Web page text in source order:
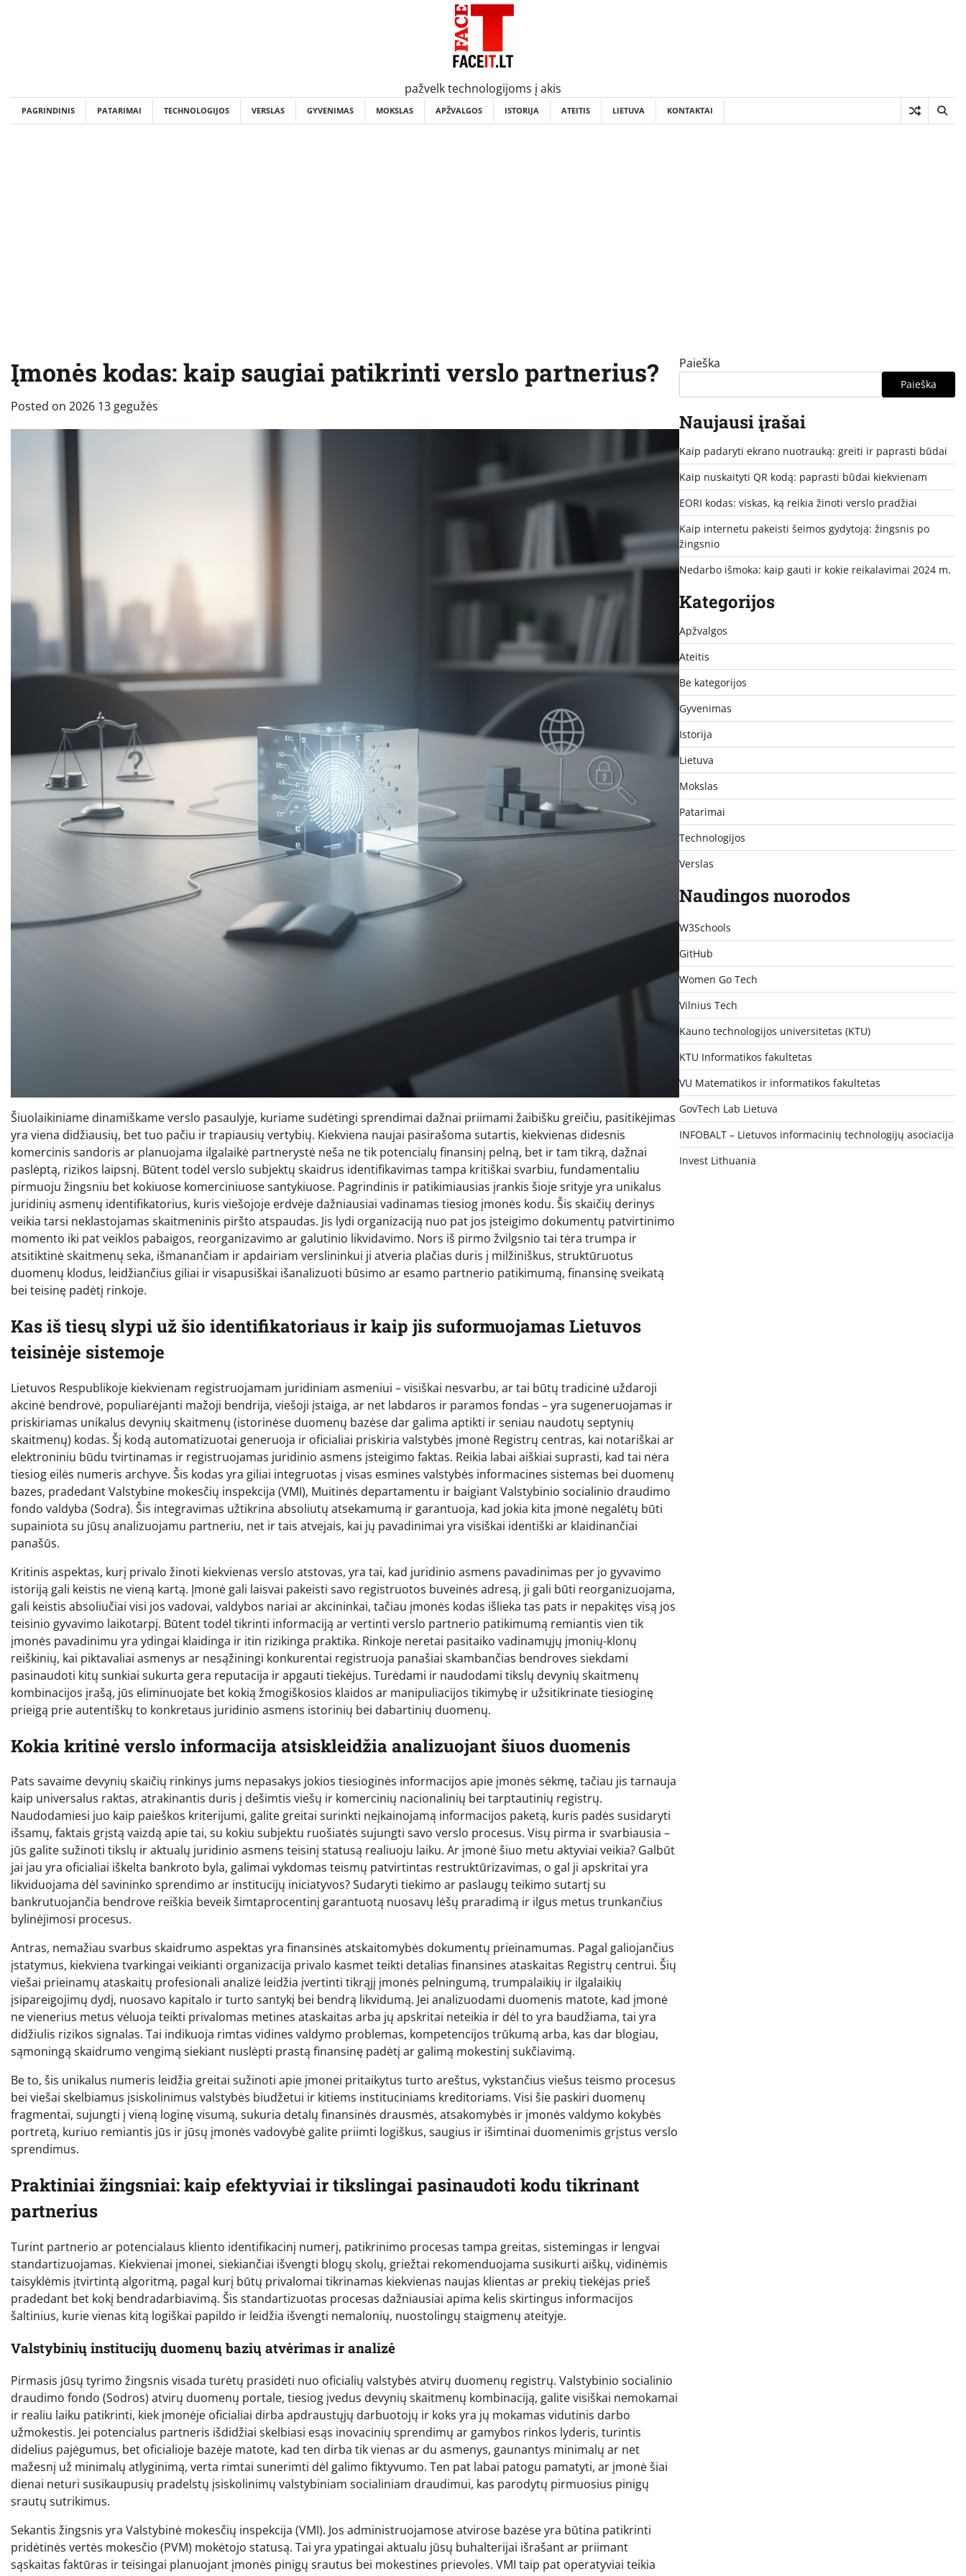
pažvelk technologijoms į akis
PAGRINDINIS PATARIMAI TECHNOLOGIJOS VERSLAS GYVENIMAS MOKSLAS APŽVALGOS ISTORIJA ATEITIS LIETUVA KONTAKTAI
Įmonės kodas: kaip saugiai patikrinti verslo partnerius?
Posted on 2026 13 gegužės
Šiuolaikiniame dinamiškame verslo pasaulyje, kuriame sudėtingi sprendimai dažnai priimami žaibišku greičiu, pasitikėjimas
yra viena didžiausių, bet tuo pačiu ir trapiausių vertybių. Kiekviena naujai pasirašoma sutartis, kiekvienas didesnis
komercinis sandoris ar planuojama ilgalaikė partnerystė neša ne tik potencialų finansinį pelną, bet ir tam tikrą, dažnai
paslėptą, rizikos laipsnį. Būtent todėl verslo subjektų skaidrus identifikavimas tampa kritiškai svarbiu, fundamentaliu
pirmuoju žingsniu bet kokiuose komerciniuose santykiuose. Pagrindinis ir patikimiausias įrankis šioje srityje yra unikalus
juridinių asmenų identifikatorius, kuris viešojoje erdvėje dažniausiai vadinamas tiesiog įmonės kodu. Šis skaičių derinys
veikia tarsi neklastojamas skaitmeninis piršto atspaudas. Jis lydi organizaciją nuo pat jos įsteigimo dokumentų patvirtinimo
momento iki pat veiklos pabaigos, reorganizavimo ar galutinio likvidavimo. Nors iš pirmo žvilgsnio tai tėra trumpa ir
atsitiktinė skaitmenų seka, išmanančiam ir apdairiam verslininkui ji atveria plačias duris į milžiniškus, struktūruotus
duomenų klodus, leidžiančius giliai ir visapusiškai išanalizuoti būsimo ar esamo partnerio patikimumą, finansinę sveikatą
bei teisinę padėtį rinkoje.
Kas iš tiesų slypi už šio identifikatoriaus ir kaip jis suformuojamas Lietuvos
teisinėje sistemoje
Lietuvos Respublikoje kiekvienam registruojamam juridiniam asmeniui – visiškai nesvarbu, ar tai būtų tradicinė uždaroji
akcinė bendrovė, populiarėjanti mažoji bendrija, viešoji įstaiga, ar net labdaros ir paramos fondas – yra sugeneruojamas ir
priskiriamas unikalus devynių skaitmenų (istorinėse duomenų bazėse dar galima aptikti ir seniau naudotų septynių
skaitmenų) kodas. Šį kodą automatizuotai generuoja ir oficialiai priskiria valstybės įmonė Registrų centras, kai notariškai ar
elektroniniu būdu tvirtinamas ir registruojamas juridinio asmens įsteigimo faktas. Reikia labai aiškiai suprasti, kad tai nėra
tiesiog eilės numeris archyve. Šis kodas yra giliai integruotas į visas esmines valstybės informacines sistemas bei duomenų
bazes, pradedant Valstybine mokesčių inspekcija (VMI), Muitinės departamentu ir baigiant Valstybinio socialinio draudimo
fondo valdyba (Sodra). Šis integravimas užtikrina absoliutų atsekamumą ir garantuoja, kad jokia kita įmonė negalėtų būti
supainiota su jūsų analizuojamu partneriu, net ir tais atvejais, kai jų pavadinimai yra visiškai identiški ar klaidinančiai
panašūs.
Kritinis aspektas, kurį privalo žinoti kiekvienas verslo atstovas, yra tai, kad juridinio asmens pavadinimas per jo gyvavimo
istoriją gali keistis ne vieną kartą. Įmonė gali laisvai pakeisti savo registruotos buveinės adresą, ji gali būti reorganizuojama,
gali keistis absoliučiai visi jos vadovai, valdybos nariai ar akcininkai, tačiau įmonės kodas išlieka tas pats ir nepakitęs visą jos
teisinio gyvavimo laikotarpį. Būtent todėl tikrinti informaciją ar vertinti verslo partnerio patikimumą remiantis vien tik
įmonės pavadinimu yra ydingai klaidinga ir itin rizikinga praktika. Rinkoje neretai pasitaiko vadinamųjų įmonių-klonų
reiškinių, kai piktavaliai asmenys ar nesąžiningi konkurentai registruoja panašiai skambančias bendroves siekdami
pasinaudoti kitų sunkiai sukurta gera reputacija ir apgauti tiekėjus. Turėdami ir naudodami tikslų devynių skaitmenų
kombinacijos įrašą, jūs eliminuojate bet kokią žmogiškosios klaidos ar manipuliacijos tikimybę ir užsitikrinate tiesioginę
prieigą prie autentiškų to konkretaus juridinio asmens istorinių bei dabartinių duomenų.
Kokia kritinė verslo informacija atsiskleidžia analizuojant šiuos duomenis
Pats savaime devynių skaičių rinkinys jums nepasakys jokios tiesioginės informacijos apie įmonės sėkmę, tačiau jis tarnauja
kaip universalus raktas, atrakinantis duris į dešimtis viešų ir komercinių nacionalinių bei tarptautinių registrų.
Naudodamiesi juo kaip paieškos kriterijumi, galite greitai surinkti neįkainojamą informacijos paketą, kuris padės susidaryti
išsamų, faktais grįstą vaizdą apie tai, su kokiu subjektu ruošiatės sujungti savo verslo procesus. Visų pirma ir svarbiausia –
jūs galite sužinoti tikslų ir aktualų juridinio asmens teisinį statusą realiuoju laiku. Ar įmonė šiuo metu aktyviai veikia? Galbūt
jai jau yra oficialiai iškelta bankroto byla, galimai vykdomas teismų patvirtintas restruktūrizavimas, o gal ji apskritai yra
likviduojama dėl savininko sprendimo ar institucijų iniciatyvos? Sudaryti tiekimo ar paslaugų teikimo sutartį su
bankrutuojančia bendrove reiškia beveik šimtaprocentinį garantuotą nuosavų lėšų praradimą ir ilgus metus trunkančius
bylinėjimosi procesus.
Antras, nemažiau svarbus skaidrumo aspektas yra finansinės atskaitomybės dokumentų prieinamumas. Pagal galiojančius
įstatymus, kiekviena tvarkingai veikianti organizacija privalo kasmet teikti detalias finansines ataskaitas Registrų centrui. Šių
viešai prieinamų ataskaitų profesionali analizė leidžia įvertinti tikrąjį įmonės pelningumą, trumpalaikių ir ilgalaikių
įsipareigojimų dydį, nuosavo kapitalo ir turto santykį bei bendrą likvidumą. Jei analizuodami duomenis matote, kad įmonė
ne vienerius metus vėluoja teikti privalomas metines ataskaitas arba jų apskritai neteikia ir dėl to yra baudžiama, tai yra
didžiulis rizikos signalas. Tai indikuoja rimtas vidines valdymo problemas, kompetencijos trūkumą arba, kas dar blogiau,
sąmoningą skaidrumo vengimą siekiant nuslėpti prastą finansinę padėtį ar galimą mokestinį sukčiavimą.
Be to, šis unikalus numeris leidžia greitai sužinoti apie įmonei pritaikytus turto areštus, vykstančius viešus teismo procesus
bei viešai skelbiamus įsiskolinimus valstybės biudžetui ir kitiems instituciniams kreditoriams. Visi šie paskiri duomenų
fragmentai, sujungti į vieną loginę visumą, sukuria detalų finansinės drausmės, atsakomybės ir įmonės valdymo kokybės
portretą, kuriuo remiantis jūs ir jūsų įmonės vadovybė galite priimti logiškus, saugius ir išimtinai duomenimis grįstus verslo
sprendimus.
Praktiniai žingsniai: kaip efektyviai ir tikslingai pasinaudoti kodu tikrinant
partnerius
Turint partnerio ar potencialaus kliento identifikacinį numerį, patikrinimo procesas tampa greitas, sistemingas ir lengvai
standartizuojamas. Kiekvienai įmonei, siekiančiai išvengti blogų skolų, griežtai rekomenduojama susikurti aiškų, vidinėmis
taisyklėmis įtvirtintą algoritmą, pagal kurį būtų privalomai tikrinamas kiekvienas naujas klientas ar prekių tiekėjas prieš
pradedant bet kokį bendradarbiavimą. Šis standartizuotas procesas dažniausiai apima kelis skirtingus informacijos
šaltinius, kurie vienas kitą logiškai papildo ir leidžia išvengti nemalonių, nuostolingų staigmenų ateityje.
Valstybinių institucijų duomenų bazių atvėrimas ir analizė
Pirmasis jūsų tyrimo žingsnis visada turėtų prasidėti nuo oficialių valstybės atvirų duomenų registrų. Valstybinio socialinio
draudimo fondo (Sodros) atvirų duomenų portale, tiesiog įvedus devynių skaitmenų kombinaciją, galite visiškai nemokamai
ir realiu laiku patikrinti, kiek įmonėje oficialiai dirba apdraustųjų darbuotojų ir koks yra jų mokamas vidutinis darbo
užmokestis. Jei potencialus partneris išdidžiai skelbiasi esąs inovacinių sprendimų ar gamybos rinkos lyderis, turintis
didelius pajėgumus, bet oficialioje bazėje matote, kad ten dirba tik vienas ar du asmenys, gaunantys minimalų ar net
mažesnį už minimalų atlyginimą, verta rimtai sunerimti dėl galimo fiktyvumo. Ten pat labai patogu pamatyti, ar įmonė šiai
dienai neturi susikaupusių pradelstų įsiskolinimų valstybiniam socialiniam draudimui, kas parodytų pirmuosius pinigų
srautų sutrikimus.
Sekantis žingsnis yra Valstybinė mokesčių inspekcija (VMI). Jos administruojamose atvirose bazėse yra būtina patikrinti
pridėtinės vertės mokesčio (PVM) mokėtojo statusą. Tai yra ypatingai aktualu jūsų buhalterijai išrašant ar priimant
sąskaitas faktūras ir teisingai planuojant įmonės pinigų srautus bei mokestines prievoles. VMI taip pat operatyviai teikia
Paieška
Paieška
Naujausi įrašai
Kaip padaryti ekrano nuotrauką: greiti ir paprasti būdai
Kaip nuskaityti QR kodą: paprasti būdai kiekvienam
EORI kodas: viskas, ką reikia žinoti verslo pradžiai
Kaip internetu pakeisti šeimos gydytoją: žingsnis po
žingsnio
Nedarbo išmoka: kaip gauti ir kokie reikalavimai 2024 m.
Kategorijos
Apžvalgos
Ateitis
Be kategorijos
Gyvenimas
Istorija
Lietuva
Mokslas
Patarimai
Technologijos
Verslas
Naudingos nuorodos
W3Schools
GitHub
Women Go Tech
Vilnius Tech
Kauno technologijos universitetas (KTU)
KTU Informatikos fakultetas
VU Matematikos ir informatikos fakultetas
GovTech Lab Lietuva
INFOBALT – Lietuvos informacinių technologijų asociacija
Invest Lithuania